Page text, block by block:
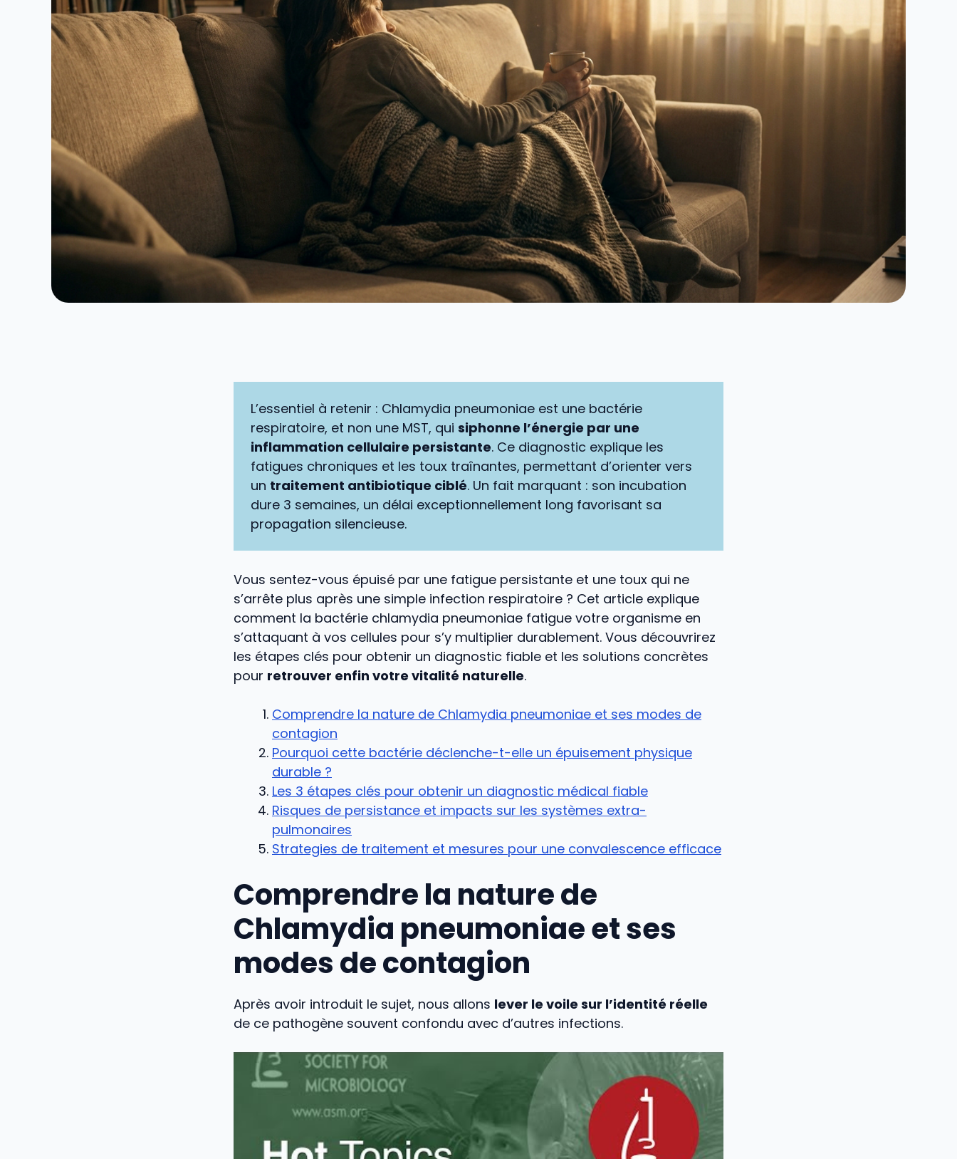
L’essentiel à retenir : Chlamydia pneumoniae est une bactérie
respiratoire, et non une MST, qui siphonne l’énergie par une
inflammation cellulaire persistante. Ce diagnostic explique les
fatigues chroniques et les toux traînantes, permettant d’orienter vers
un traitement antibiotique ciblé. Un fait marquant : son incubation
dure 3 semaines, un délai exceptionnellement long favorisant sa
propagation silencieuse.
Vous sentez-vous épuisé par une fatigue persistante et une toux qui ne
s’arrête plus après une simple infection respiratoire ? Cet article explique
comment la bactérie chlamydia pneumoniae fatigue votre organisme en
s’attaquant à vos cellules pour s’y multiplier durablement. Vous découvrirez
les étapes clés pour obtenir un diagnostic fiable et les solutions concrètes
pour retrouver enfin votre vitalité naturelle.
Comprendre la nature de Chlamydia pneumoniae et ses modes de
contagion
Pourquoi cette bactérie déclenche-t-elle un épuisement physique
durable ?
Les 3 étapes clés pour obtenir un diagnostic médical fiable
Risques de persistance et impacts sur les systèmes extra-
pulmonaires
Strategies de traitement et mesures pour une convalescence efficace
Comprendre la nature de
Chlamydia pneumoniae et ses
modes de contagion
Après avoir introduit le sujet, nous allons lever le voile sur l’identité réelle
de ce pathogène souvent confondu avec d’autres infections.